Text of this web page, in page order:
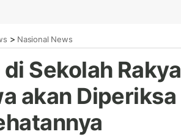
> Nasional News
di Sekolah
akan